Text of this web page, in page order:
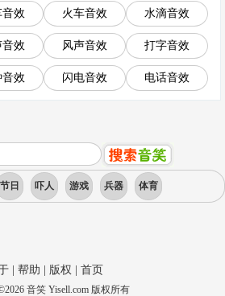
效 火车音效 水滴音效
音效 风声音效 打字音效
音效 闪电音效 电话音效
节日 吓人 游戏 兵器 体育
| 帮助 版权 首页
2026 音笑 Yisell.com 版权所有